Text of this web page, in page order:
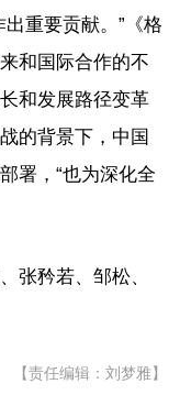
重要贡献。”《格
和国际合作的不
和发展路径变革
的背景下，中国
署，“也为深化全
张矜若、邹松、
【责任编辑：刘梦雅】